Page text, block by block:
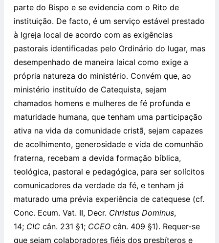
parte do Bispo e se evidencia com o Rito de
instituição. De facto, é um serviço estável prestado
à Igreja local de acordo com as exigências
pastorais identificadas pelo Ordinário do lugar, mas
desempenhado de maneira laical como exige a
própria natureza do ministério. Convém que, ao
ministério instituído de Catequista, sejam
chamados homens e mulheres de fé profunda e
maturidade humana, que tenham uma participação
ativa na vida da comunidade cristã, sejam capazes
de acolhimento, generosidade e vida de comunhão
fraterna, recebam a devida formação bíblica,
teológica, pastoral e pedagógica, para ser solícitos
comunicadores da verdade da fé, e tenham já
maturado uma prévia experiência de catequese (cf.
Conc. Ecum. Vat. II, Decr. Christus Dominus,
14; CIC cân. 231 §1; CCEO cân. 409 §1). Requer-se
que sejam colaboradores fiéis dos presbíteros e